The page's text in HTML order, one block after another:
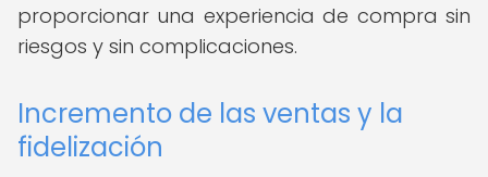
proporcionar una experiencia de compra sin
riesgos y sin complicaciones.
Incremento de las ventas y la
fidelización